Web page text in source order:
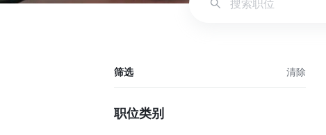
筛选 清除
职位类别